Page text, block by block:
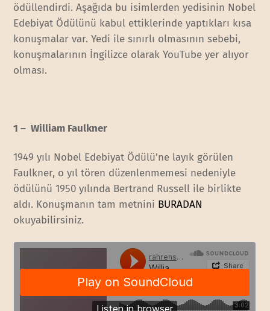
ödüllendirdi. Aşağıda bu isimlerden yedisinin Nobel
Edebiyat Ödülünü kabul ettiklerinde yaptıkları kısa
konuşmalar var. Yedi ile sınırlı olmasının sebebi,
konuşmalarının İngilizce olarak YouTube yer alıyor
olması.
1 – William Faulkner
1949 yılı Nobel Edebiyat Ödülü’ne layık görülen
Faulkner, o yıl tören düzenlenmemesi nedeniyle
ödülünü 1950 yılında Bertrand Russell ile birlikte
aldı. Konuşmanın tam metnini BURADAN
okuyabilirsiniz.